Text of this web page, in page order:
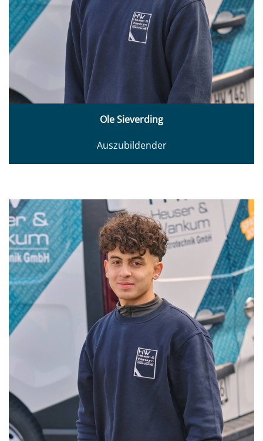
Ole Sieverding
Auszubildender